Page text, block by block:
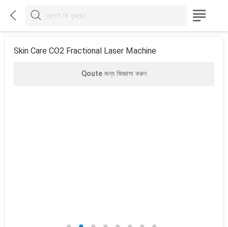
  
Skin Care CO2 Fractional Laser Machine
Qoute জন্য জিজ্ঞাসা করুন